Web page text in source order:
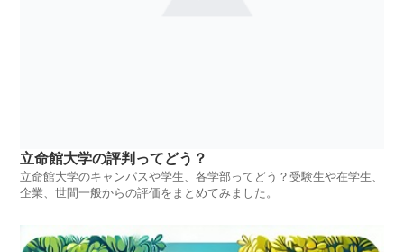
立命館大学の評判ってどう？
立命館大学のキャンパスや学生、各学部ってどう？受験生や在学生、
企業、世間一般からの評価をまとめてみました。